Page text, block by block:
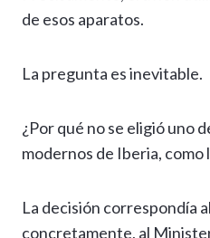
de esos aparatos.
La pregunta es inevitable.
¿Por qué no se eligió uno
modernos de Iberia, como
La decisión correspondía
concretamente, al